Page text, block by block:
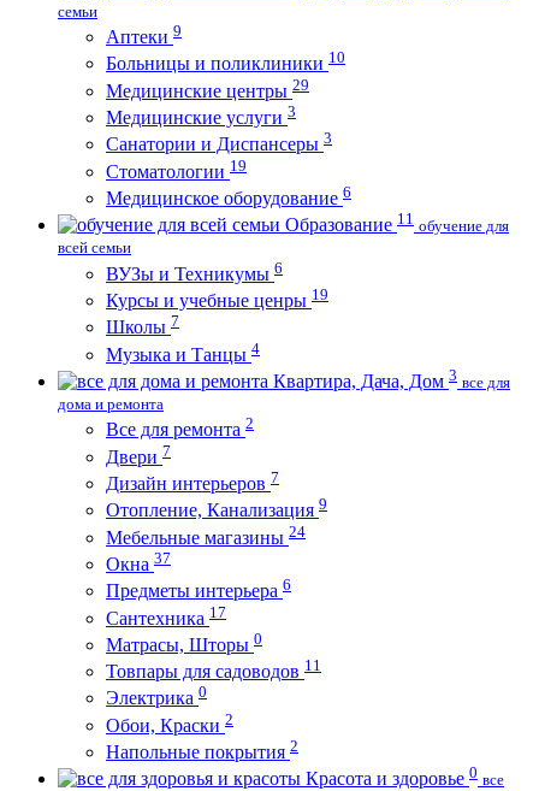
семьи
Аптеки 9
Больницы и поликлиники 10
Медицинские центры 29
Медицинские услуги 3
Санатории и Диспансеры 3
Стоматологии 19
Медицинское оборудование 6
Образование 11 обучение для
всей семьи
ВУЗы и Техникумы 6
Курсы и учебные ценры 19
Школы 7
Музыка и Танцы 4
Квартира, Дача, Дом 3 все для
дома и ремонта
Все для ремонта 2
Двери 7
Дизайн интерьеров 7
Отопление, Канализация 9
Мебельные магазины 24
Окна 37
Предметы интерьера 6
Сантехника 17
Матрасы, Шторы 0
Товпары для садоводов 11
Электрика 0
Обои, Краски 2
Напольные покрытия 2
Красота и здоровье 0 все